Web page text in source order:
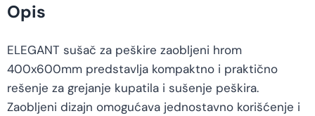
Opis
ELEGANT sušač za peškire zaobljeni hrom
400x600mm predstavlja kompaktno i praktično
rešenje za grejanje kupatila i sušenje peškira.
Zaobljeni dizajn omogućava jednostavno korišćenje i